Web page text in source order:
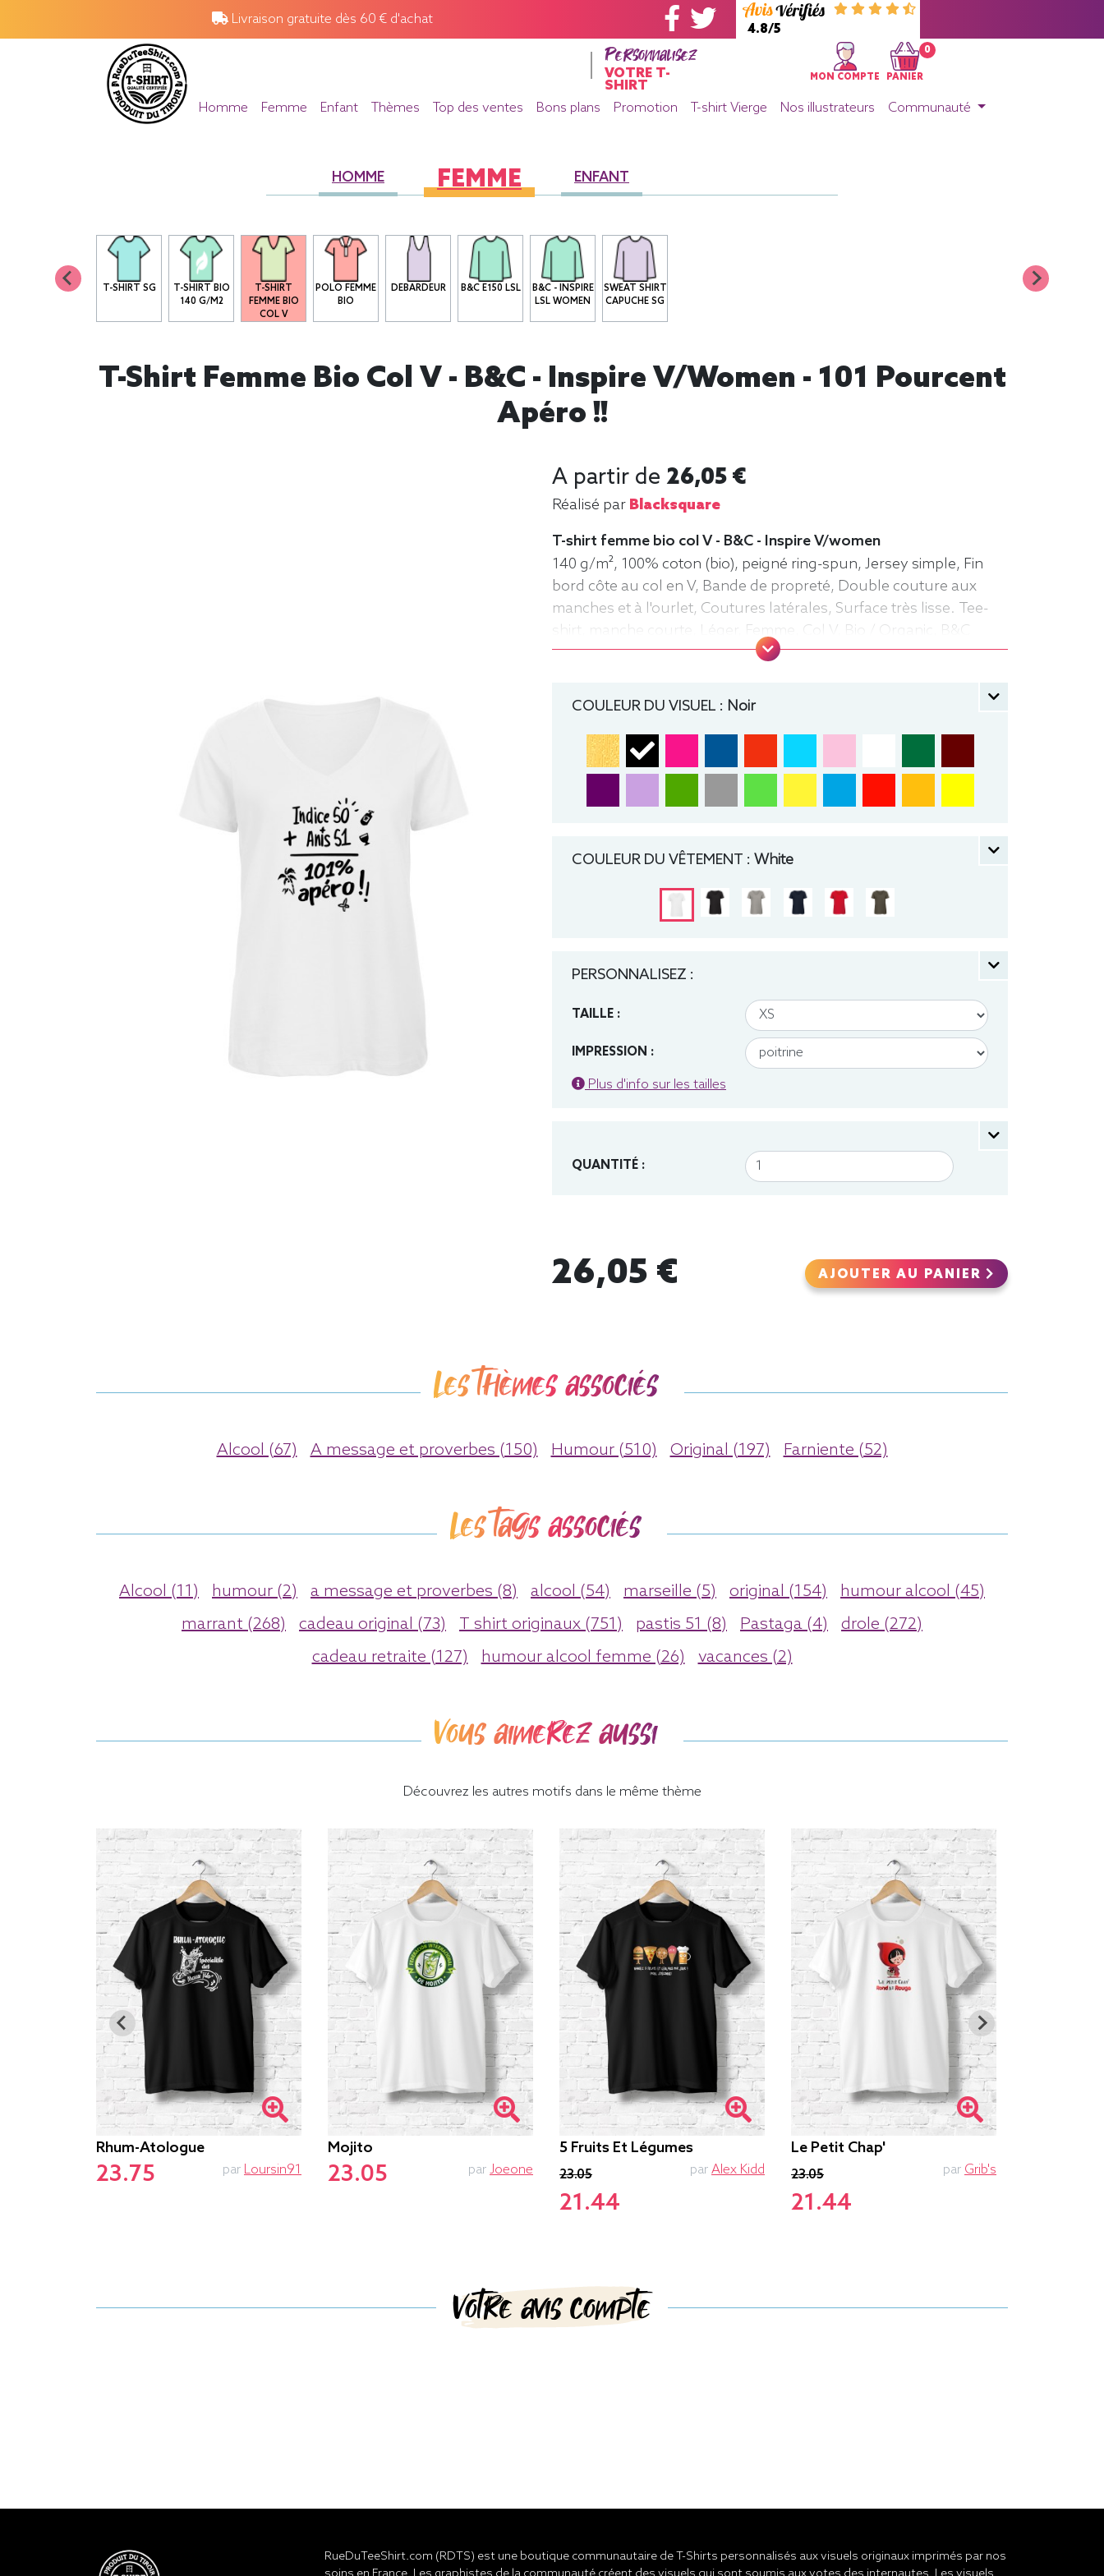
Livraison gratuite dès 60 € d'achat
4.8/5
Personnalisez
VOTRE T-
SHIRT
MON COMPTE
0
PANIER
Homme Femme Enfant Thèmes Top des ventes Bons plans Promotion T-shirt Vierge Nos illustrateurs Communauté
HOMME FEMME ENFANT
T-SHIRT SG
T-SHIRT BIO
140 G/M2
T-SHIRT
FEMME BIO
COL V
POLO FEMME
BIO
DEBARDEUR B&C E150 LSL
B&C - INSPIRE
LSL WOMEN
SWEAT SHIRT
CAPUCHE SG
T-Shirt Femme Bio Col V - B&C - Inspire V/women - 101 Pourcent
Apéro !!
A partir de 26,05 €
Réalisé par Blacksquare
T-shirt femme bio col V - B&C - Inspire V/women
140 g/m², 100% coton (bio), peigné ring-spun, Jersey simple, Fin
bord côte au col en V, Bande de propreté, Double couture aux
manches et à l'ourlet, Coutures latérales, Surface très lisse. Tee-
shirt, manche courte, Léger, Femme, Col V, Bio / Organic, B&C
COULEUR DU VISUEL : Noir
COULEUR DU VÊTEMENT : White
PERSONNALISEZ :
TAILLE :
IMPRESSION :
Plus d'info sur les tailles
QUANTITÉ :
26,05 € AJOUTER AU PANIER
Les thèmes associés
Alcool (67) A message et proverbes (150) Humour (510) Original (197) Farniente (52)
Les tags associés
Alcool (11) humour (2) a message et proverbes (8) alcool (54) marseille (5) original (154)
humour alcool (45)
marrant (268)
cadeau original (73) T shirt originaux (751) pastis 51 (8) Pastaga (4)
drole (272)
cadeau retraite (127)
humour alcool femme (26) vacances (2)
Vous aimerez aussi
Découvrez les autres motifs dans le même thème
Rhum-Atologue
23.75 par Loursin91
Mojito
23.05 par Joeone
5 Fruits Et Légumes
23.05
21.44
par Alex Kidd
Le Petit Chap'
23.05
21.44
par Grib's
Votre avis compte
RueDuTeeShirt.com (RDTS) est une boutique communautaire de T-Shirts personnalisés aux visuels originaux imprimés par nos